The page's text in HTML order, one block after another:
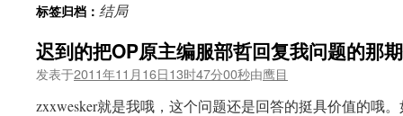
文标签归档： 结局
迟到的把OP原主编服部哲回复我问题的那
发表于2011年11月16日13时47分00秒由鹰目
zxxwesker就是我哦，这个问题还是回答的挺具价值的哦